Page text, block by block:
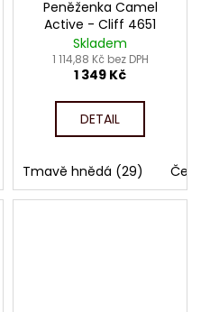
Černá (60)
Peněženka Camel
Active - Cliff 4651
Skladem
1 114,88 Kč bez DPH
1 349 Kč
DETAIL
Tmavě hnědá (29)